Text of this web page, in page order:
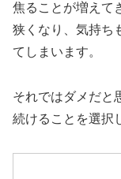
焦ることが増えて
狭くなり、気持ち
てしまいます。
それではダメだと
続けることを選択